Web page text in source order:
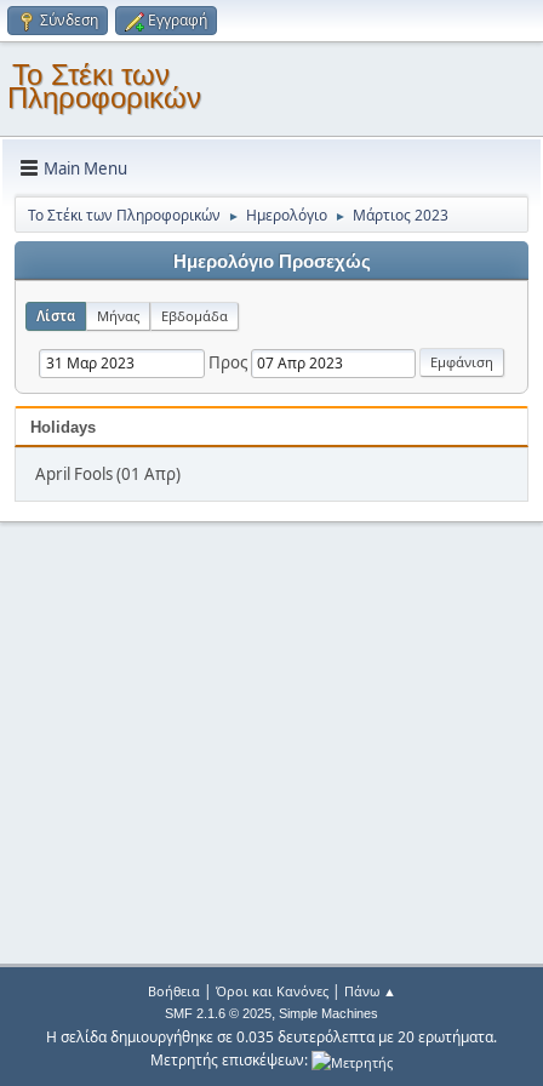
Σύνδεση Εγγραφή
Το Στέκι των
Πληροφορικών
Main Menu
Το Στέκι των Πληροφορικών ► Ημερολόγιο ► Μάρτιος 2023
Ημερολόγιο Προσεχώς
Λίστα Μήνας Εβδομάδα
Προς
Holidays
April Fools (01 Απρ)
Βοήθεια| Όροι και Κανόνες| Πάνω ▲
SMF 2.1.6 © 2025, Simple Machines
Η σελίδα δημιουργήθηκε σε 0.035 δευτερόλεπτα με 20 ερωτήματα.
Μετρητής επισκέψεων: